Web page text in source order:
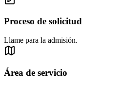
Proceso de solicitud
Llame para la admisión.
Área de servicio